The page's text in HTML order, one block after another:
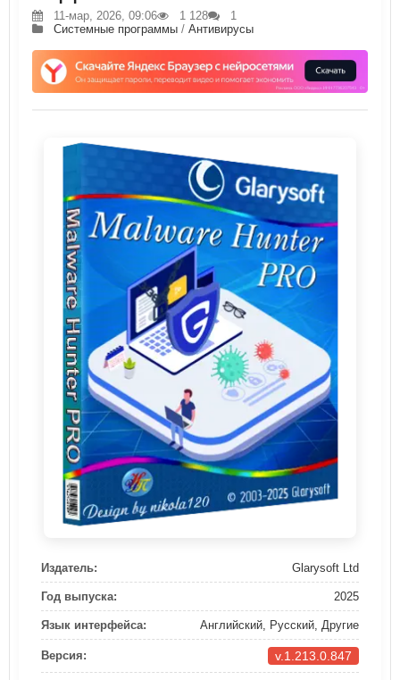
11-мар, 2026, 09:06 1 128
1
Системные программы / Антивирусы
Издатель: Glarysoft Ltd
Год выпуска: 2025
Язык интерфейса: Английский, Русский, Другие
Версия: v.1.213.0.847